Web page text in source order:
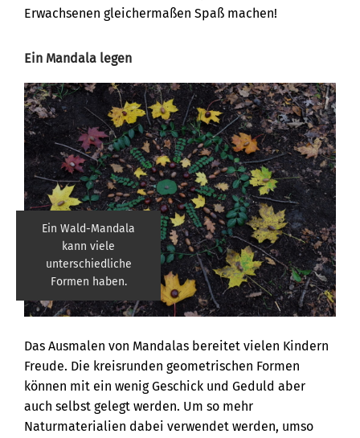
Erwachsenen gleichermaßen Spaß machen!
Ein Mandala legen
Ein Wald-Mandala
kann viele
unterschiedliche
Formen haben.
Das Ausmalen von Mandalas bereitet vielen Kindern
Freude. Die kreisrunden geometrischen Formen
können mit ein wenig Geschick und Geduld aber
auch selbst gelegt werden. Um so mehr
Naturmaterialien dabei verwendet werden, umso